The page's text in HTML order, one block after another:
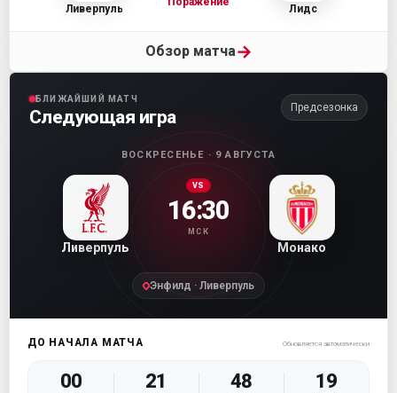
Ливерпуль Лидс
Обзор матча→
БЛИЖАЙШИЙ МАТЧ
Следующая игра Предсезонка
ВОСКРЕСЕНЬЕ · 9 АВГУСТА
Ливерпуль
VS
16:30
МСК
Монако
Энфилд · Ливерпуль
ДО НАЧАЛА МАТЧА Обновляется автоматически
00 21 48 19